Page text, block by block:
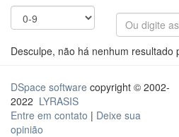
Desculpe, não há nenhum resultado
DSpace software copyright © 2002-
2022 LYRASIS
Entre em contato | Deixe sua
opinião